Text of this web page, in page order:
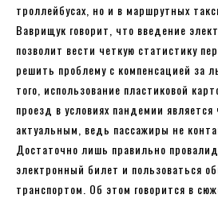
троллейбусах, но и в маршрутных
Ваврищук говорит, что введение
позволит вести четкую статистику
решить проблему с компенсацией за
того, использование пластиковой
проезд в условиях пандемии
актуальным, ведь пассажиры не
Достаточно лишь правильно
электронный билет и пользоваться
транспортом. Об этом говорится в